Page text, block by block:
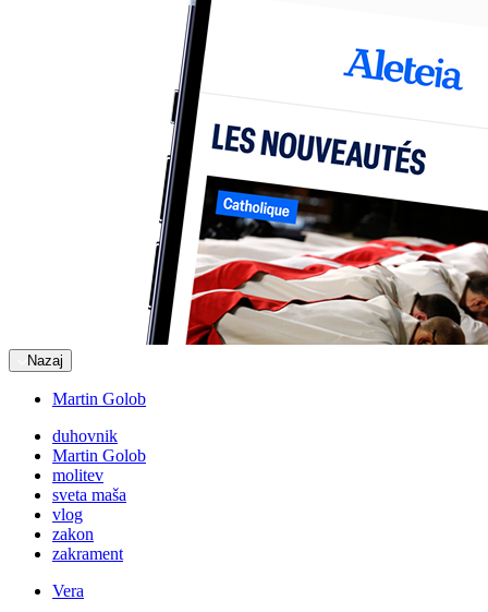
Nazaj
Martin Golob
duhovnik
Martin Golob
molitev
sveta maša
vlog
zakon
zakrament
Vera